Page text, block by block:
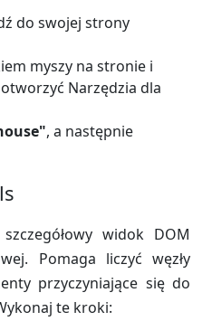
do swojej strony
myszy na stronie i
Narzędzia dla
, a następnie
widok DOM
Pomaga liczyć węzły
przyczyniające się do
te kroki: